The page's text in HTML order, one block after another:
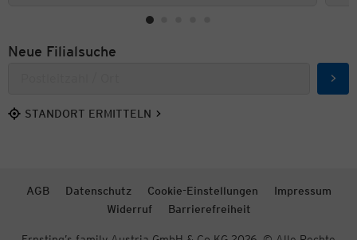
Neue Filialsuche
STANDORT ERMITTELN
AGB Datenschutz Cookie-Einstellungen
Impressum
Widerruf
Barrierefreiheit